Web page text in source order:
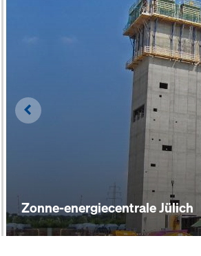
Zonne-energiecentrale Jülich
Left